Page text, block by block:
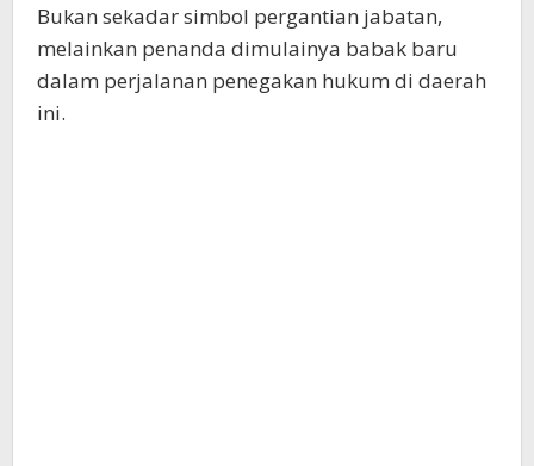
Bukan sekadar simbol pergantian jabatan,
melainkan penanda dimulainya babak baru
dalam perjalanan penegakan hukum di daerah
ini.